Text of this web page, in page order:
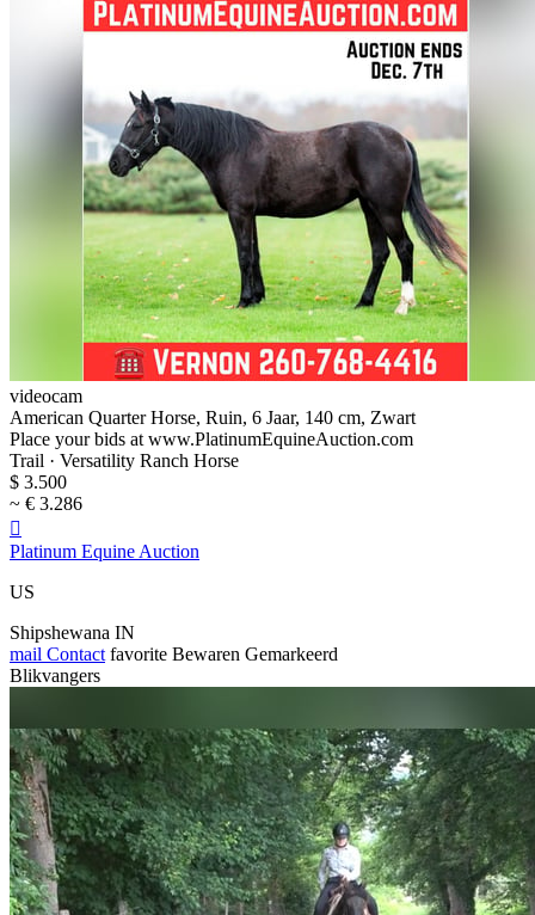
videocam
American Quarter Horse, Ruin, 6 Jaar, 140 cm, Zwart
Place your bids at www.PlatinumEquineAuction.com
Trail · Versatility Ranch Horse
$ 3.500
~ € 3.286

Platinum Equine Auction
US
Shipshewana IN
mail Contact favorite Bewaren Gemarkeerd
Blikvangers